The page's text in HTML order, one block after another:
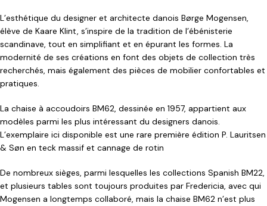
L’esthétique du designer et architecte danois Børge Mogensen,
élève de Kaare Klint, s’inspire de la tradition de l’ébénisterie
scandinave, tout en simplifiant et en épurant les formes. La
modernité de ses créations en font des objets de collection très
recherchés, mais également des pièces de mobilier confortables et
pratiques.
La chaise à accoudoirs BM62, dessinée en 1957, appartient aux
modèles parmi les plus intéressant du designers danois.
L’exemplaire ici disponible est une rare première édition P. Lauritsen
& Søn en teck massif et cannage de rotin
De nombreux sièges, parmi lesquelles les collections Spanish BM22,
et plusieurs tables sont toujours produites par Fredericia, avec qui
Mogensen a longtemps collaboré, mais la chaise BM62 n’est plus